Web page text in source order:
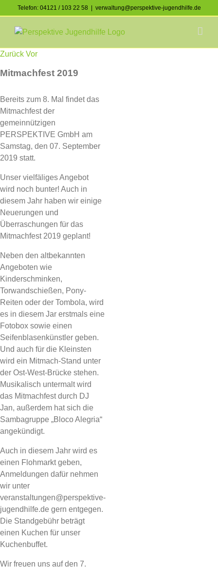
to
content
Telefon: 04121 / 103 22 58
verwaltung@perspektive-jugendhilfe.de
Facebook
Instagram
Zurück Vor
Mitmachfest 2019
Bereits zum 8. Mal findet das
Mitmachfest der
gemeinnützigen
PERSPEKTIVE GmbH am
Samstag, den 07. September
2019 statt.
Unser vielfäliges Angebot
wird noch bunter! Auch in
diesem Jahr haben wir einige
Neuerungen und
Überraschungen für das
Mitmachfest 2019 geplant!
Neben den altbekannten
Angeboten wie
Kinderschminken,
Torwandschießen, Pony-
Reiten oder der Tombola, wird
es in diesem Jar erstmals eine
Fotobox sowie einen
Seifenblasenkünstler geben.
Und auch für die Kleinsten
wird ein Mitmach-Stand unter
der Ost-West-Brücke stehen.
Musikalisch untermalt wird
das Mitmachfest durch DJ
Jan, außerdem hat sich die
Sambagruppe „Bloco Alegria“
angekündigt.
Auch in diesem Jahr wird es
einen Flohmarkt geben,
Anmeldungen dafür nehmen
wir unter
veranstaltungen@perspektive-
jugendhilfe.de gern entgegen.
Die Standgebühr beträgt
einen Kuchen für unser
Kuchenbuffet.
Wir freuen uns auf den 7.